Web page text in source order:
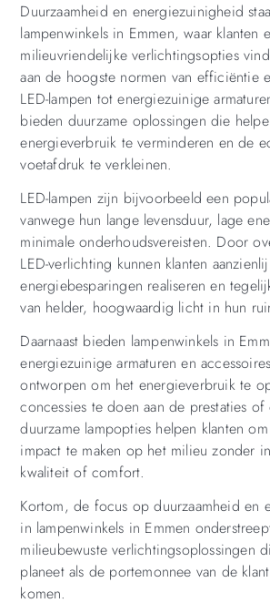
Duurzaamheid en energiezuinigheid
lampenwinkels in Emmen, waar klanten
milieuvriendelijke verlichtingsopties
aan de hoogste normen van efficiëntie
LED-lampen tot energiezuinige
bieden duurzame oplossingen die
energieverbruik te verminderen en de
voetafdruk te verkleinen.
LED-lampen zijn bijvoorbeeld een
vanwege hun lange levensduur, lage
minimale onderhoudsvereisten. Door
LED-verlichting kunnen klanten
energiebesparingen realiseren en
van helder, hoogwaardig licht in hun
Daarnaast bieden lampenwinkels in
energiezuinige armaturen en
ontworpen om het energieverbruik te
concessies te doen aan de prestaties
duurzame lampopties helpen klanten
impact te maken op het milieu zonder
kwaliteit of comfort.
Kortom, de focus op duurzaamheid en
in lampenwinkels in Emmen
milieubewuste verlichtingsoplossingen
planeet als de portemonnee van de
komen.